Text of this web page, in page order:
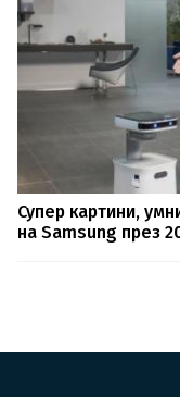
Супер картини,
на Samsung през